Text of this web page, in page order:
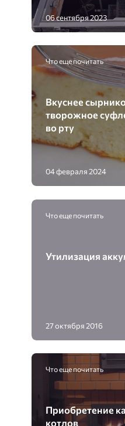
06 сентября 2023
Что еще почитать
Вкуснее
творожное
во рту
04 февраля 2024
Что еще почитать
Утилизация
27 октября 2016
Что еще почитать
Приобретение
котлов